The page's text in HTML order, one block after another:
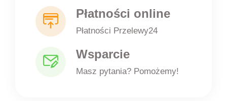
Płatności online
Płatności Przelewy24
Wsparcie
Masz pytania? Pomożemy!